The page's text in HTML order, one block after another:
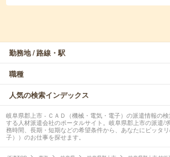
勤務地 / 路線・駅
職種
人気の検索インデックス
岐阜県郡上市 - ＣＡＤ（機械・電気・電子）の派遣情報の
する人材派遣会社のポータルサイト。岐阜県郡上市の派遣/
務時間、長期・短期などの希望条件から、あなたにピッタ
子））のお仕事を探せます。